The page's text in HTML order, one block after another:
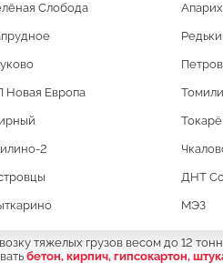
Слобода
Новая Европа
2
ДНТ
МЭЗ
НА
27
тяжелых грузов весом до 12
бетон, кирпич, гипсокартон,